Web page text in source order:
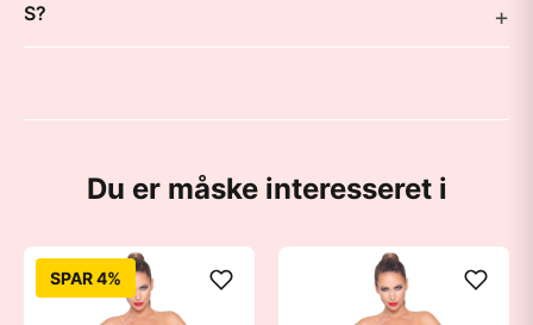
S?
Du er måske interesseret i
SPAR 4%